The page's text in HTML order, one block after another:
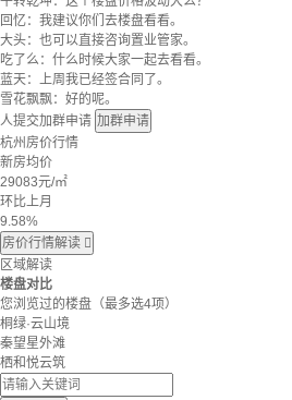
回忆：我建议你们去楼盘看看。
大头：也可以直接咨询置业管家。
吃了么：什么时候大家一起去看看。
蓝天：上周我已经签合同了。
雪花飘飘：好的呢。
人提交加群申请 加群申请
杭州房价行情
新房均价
29083元/㎡
环比上月
9.58%
房价行情解读 
区域解读
楼盘对比
您浏览过的楼盘 （最多选4项）
桐绿·云山境
秦望星外滩
栖和悦云筑